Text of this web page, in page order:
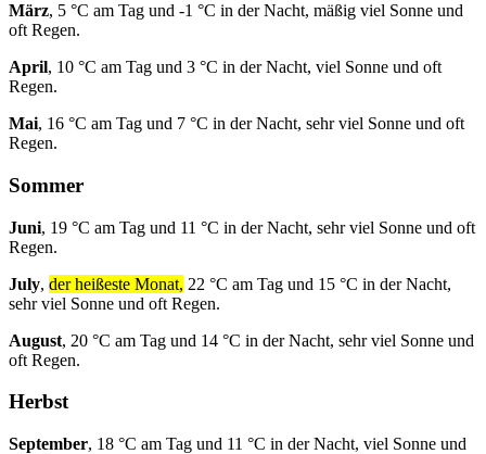
März, 5 °C am Tag und -1 °C in der Nacht, mäßig viel Sonne und
oft Regen.
April, 10 °C am Tag und 3 °C in der Nacht, viel Sonne und oft
Regen.
Mai, 16 °C am Tag und 7 °C in der Nacht, sehr viel Sonne und oft
Regen.
Sommer
Juni, 19 °C am Tag und 11 °C in der Nacht, sehr viel Sonne und oft
Regen.
July, der heißeste Monat, 22 °C am Tag und 15 °C in der Nacht,
sehr viel Sonne und oft Regen.
August, 20 °C am Tag und 14 °C in der Nacht, sehr viel Sonne und
oft Regen.
Herbst
September, 18 °C am Tag und 11 °C in der Nacht, viel Sonne und